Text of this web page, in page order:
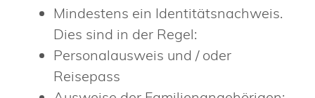
Mindestens ein Identitätsnachweis.
Dies sind in der Regel:
Personalausweis und / oder
Reisepass